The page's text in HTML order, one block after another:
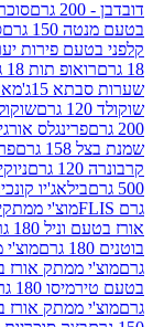
סוכריות קלפני
סוכריות
יער 150 גרם
תות 18 גרם
רואופ פטל
מארז טסה
שוקוליטלי מקרונים
אורגינל 149 גרם
פרינגלס פיצה 158 גרם
ניוקי שלושה צבעים
קונכיות 500 גרם
ממתקי אורז
גרם
מוצ'י
אורז בטעם פנקייק עם
גרם
אורז בטעם תה מאצ'ה